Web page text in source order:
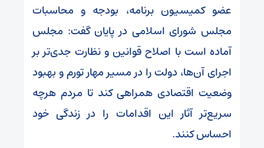
عضو کمیسیون برنامه، بودجه و محاسبات
مجلس شورای اسلامی در پایان گفت: مجلس
آماده است با اصلاح قوانین و نظارت جدی‌تر بر
اجرای آن‌ها، دولت را در مسیر مهار تورم و بهبود
وضعیت اقتصادی همراهی کند تا مردم هرچه
سریع‌تر آثار این اقدامات را در زندگی خود
احساس کنند.